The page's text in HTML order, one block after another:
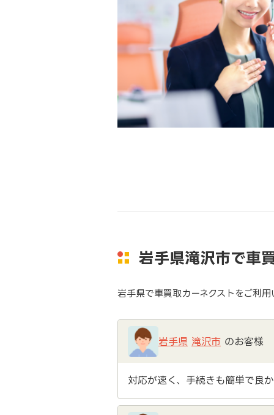
岩手県滝沢市で車
岩手県で車買取カーネクストをご利
岩手県 滝沢市 のお客様
対応が速く、手続きも簡単で良